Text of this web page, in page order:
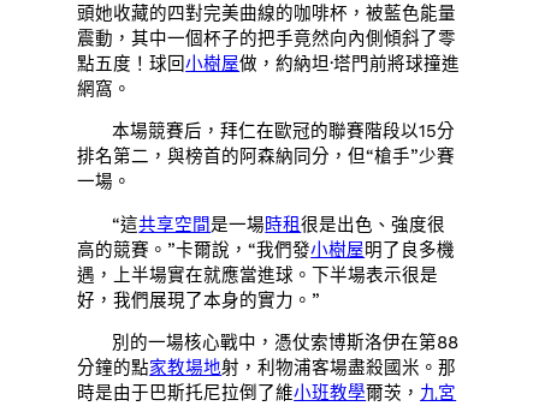
頭她收藏的四對完美曲線的咖啡杯，被藍色能量
震動，其中一個杯子的把手竟然向內側傾斜了零
點五度！球回小樹屋做，約納坦·塔門前將球撞進
網窩。
本場競賽后，拜仁在歐冠的聯賽階段以15分
排名第二，與榜首的阿森納同分，但“槍手”少賽
一場。
“這共享空間是一場時租很是出色、強度很
高的競賽。”卡爾說，“我們發小樹屋明了良多機
遇，上半場實在就應當進球。下半場表示很是
好，我們展現了本身的實力。”
別的一場核心戰中，憑仗索博斯洛伊在第88
分鐘的點家教場地射，利物浦客場盡殺國米。那
時是由于巴斯托尼拉倒了維小班教學爾茨， 九宮